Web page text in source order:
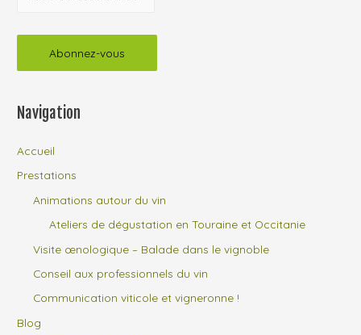
Navigation
Accueil
Prestations
Animations autour du vin
Ateliers de dégustation en Touraine et Occitanie
Visite œnologique – Balade dans le vignoble
Conseil aux professionnels du vin
Communication viticole et vigneronne !
Blog